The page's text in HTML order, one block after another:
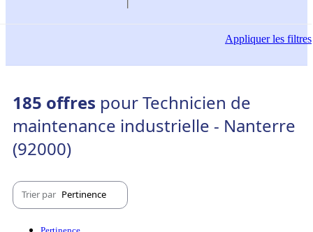
Appliquerles filtres
185 offres pour Technicien de
maintenance industrielle - Nanterre
(92000)
Trier par Pertinence